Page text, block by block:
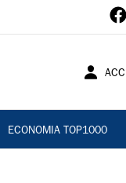
ECONOMIA TOP1000